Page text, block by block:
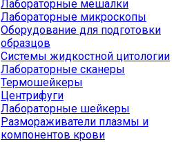
Лабораторные мешалки
Лабораторные микроскопы
Оборудование для подготовки
образцов
Системы жидкостной цитологии
Лабораторные сканеры
Термошейкеры
Центрифуги
Лабораторные шейкеры
Размораживатели плазмы и
компонентов крови